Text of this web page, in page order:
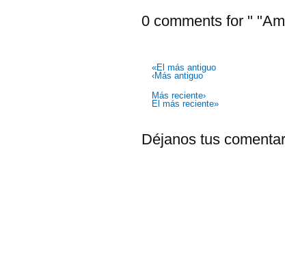
0 comments for "
«El más antiguo
‹Más antiguo
Más reciente›
El más reciente»
Déjanos tus